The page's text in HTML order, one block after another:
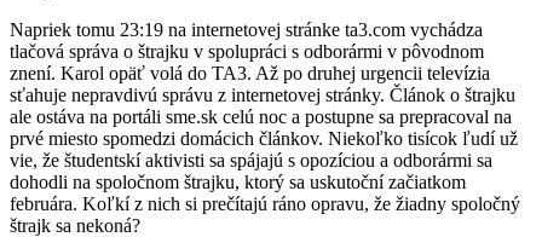
Napriek tomu 23:19 na internetovej stránke ta3.com vychádza
tlačová správa o štrajku v spolupráci s odborármi v pôvodnom
znení. Karol opäť volá do TA3. Až po druhej urgencii televízia
sťahuje nepravdivú správu z internetovej stránky. Článok o štrajku
ale ostáva na portáli sme.sk celú noc a postupne sa prepracoval na
prvé miesto spomedzi domácich článkov. Niekoľko tisícok ľudí už
vie, že študentskí aktivisti sa spájajú s opozíciou a odborármi sa
dohodli na spoločnom štrajku, ktorý sa uskutoční začiatkom
februára. Koľkí z nich si prečítajú ráno opravu, že žiadny spoločný
štrajk sa nekoná?